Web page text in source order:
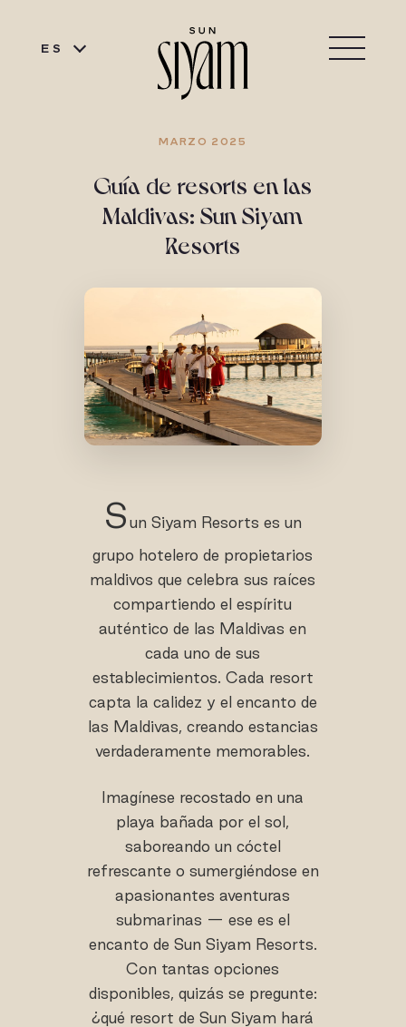
ES
MARZO 2025
Guía de resorts en las
Maldivas: Sun Siyam
Resorts
S un Siyam Resorts es un
grupo hotelero de propietarios
maldivos que celebra sus raíces
compartiendo el espíritu
auténtico de las Maldivas en
cada uno de sus
establecimientos. Cada resort
capta la calidez y el encanto de
las Maldivas, creando estancias
verdaderamente memorables.
Imagínese recostado en una
playa bañada por el sol,
saboreando un cóctel
refrescante o sumergiéndose en
apasionantes aventuras
submarinas — ese es el
encanto de Sun Siyam Resorts.
Con tantas opciones
disponibles, quizás se pregunte:
¿qué resort de Sun Siyam hará